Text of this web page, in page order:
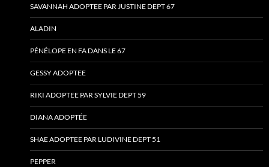
SAVANNAH ADOPTEE PAR JUSTINE DEPT 67
ALADIN
PÉNÉLOPE EN FA DANS LE 67
GESSY ADOPTEE
RIKI ADOPTEE PAR SYLVIE DEPT 59
DIANA ADOPTÉE
SHAE ADOPTEE PAR LUDIVINE DEPT 51
PEPPER